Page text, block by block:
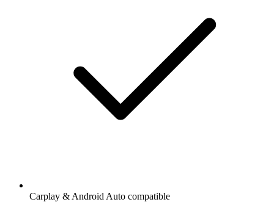
Carplay & Android Auto compatible